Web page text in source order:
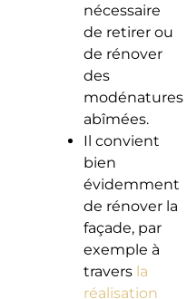
nécessaire
de retirer ou
de rénover
des
modénatures
abîmées.
Il convient
bien
évidemment
de rénover la
façade, par
exemple à
travers la
réalisation